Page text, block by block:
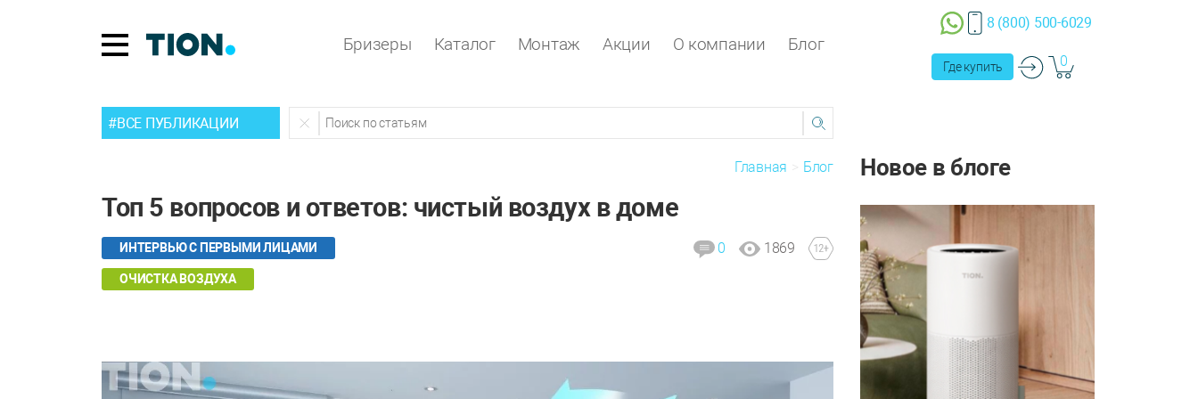
Бризеры Каталог Монтаж Акции О компании Блог
8 (800) 500-6029
Где купить 0
#ВСЕ ПУБЛИКАЦИИ
Главная Блог
Топ 5 вопросов и ответов: чистый воздух в доме
ИНТЕРВЬЮ С ПЕРВЫМИ ЛИЦАМИ
ОЧИСТКА ВОЗДУХА
0 1869
Новое в блоге